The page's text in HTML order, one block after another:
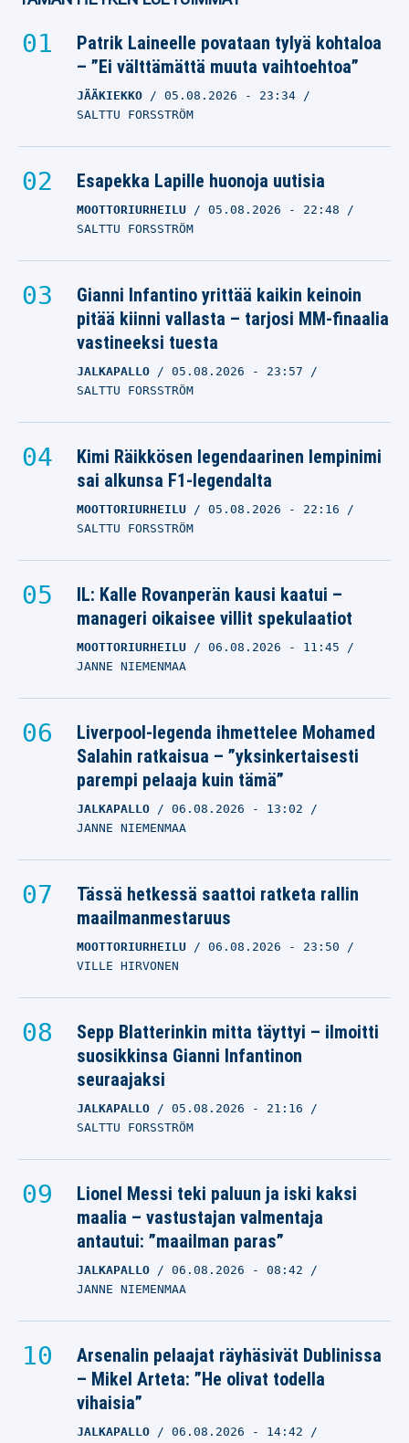
Patrik Laineelle povataan tylyä kohtaloa
– ”Ei välttämättä muuta vaihtoehtoa”
JÄÄKIEKKO 05.08.2026 - 23:34
SALTTU FORSSTRÖM
Esapekka Lapille huonoja uutisia
MOOTTORIURHEILU 05.08.2026 - 22:48
SALTTU FORSSTRÖM
Gianni Infantino yrittää kaikin keinoin
pitää kiinni vallasta – tarjosi MM-finaalia
vastineeksi tuesta
JALKAPALLO 05.08.2026 - 23:57
SALTTU FORSSTRÖM
Kimi Räikkösen legendaarinen lempinimi
sai alkunsa F1-legendalta
MOOTTORIURHEILU 05.08.2026 - 22:16
SALTTU FORSSTRÖM
IL: Kalle Rovanperän kausi kaatui –
manageri oikaisee villit spekulaatiot
MOOTTORIURHEILU 06.08.2026 - 11:45
JANNE NIEMENMAA
Liverpool-legenda ihmettelee Mohamed
Salahin ratkaisua – ”yksinkertaisesti
parempi pelaaja kuin tämä”
JALKAPALLO 06.08.2026 - 13:02
JANNE NIEMENMAA
Tässä hetkessä saattoi ratketa rallin
maailmanmestaruus
MOOTTORIURHEILU 06.08.2026 - 23:50
VILLE HIRVONEN
Sepp Blatterinkin mitta täyttyi – ilmoitti
suosikkinsa Gianni Infantinon
seuraajaksi
JALKAPALLO 05.08.2026 - 21:16
SALTTU FORSSTRÖM
Lionel Messi teki paluun ja iski kaksi
maalia – vastustajan valmentaja
antautui: ”maailman paras”
JALKAPALLO 06.08.2026 - 08:42
JANNE NIEMENMAA
Arsenalin pelaajat räyhäsivät Dublinissa
– Mikel Arteta: ”He olivat todella
vihaisia”
JALKAPALLO 06.08.2026 - 14:42